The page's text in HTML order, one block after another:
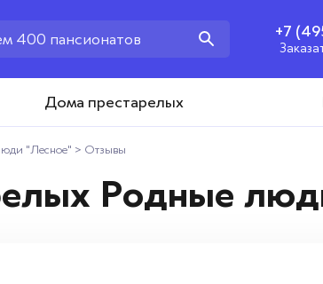
+7
Дома престарелых
Заказать звонок
"Лесное" > Отзывы
Родные